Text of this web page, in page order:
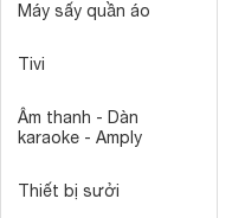
Máy sấy quần áo
Tivi
Âm thanh - Dàn
karaoke - Amply
Thiết bị sưởi